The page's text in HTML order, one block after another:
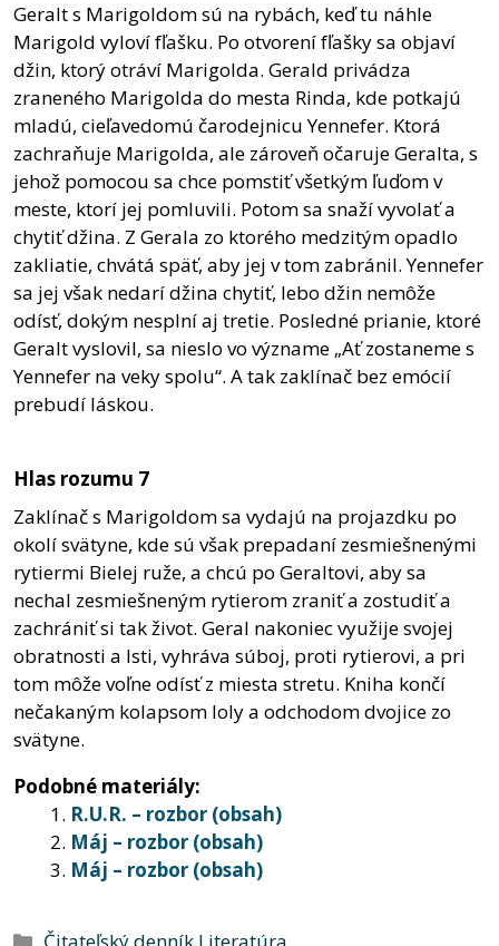
Geralt s Marigoldom sú na rybách, keď tu náhle
Marigold vyloví fľašku. Po otvorení fľašky sa objaví
džin, ktorý otráví Marigolda. Gerald privádza
zraneného Marigolda do mesta Rinda, kde potkajú
mladú, cieľavedomú čarodejnicu Yennefer. Ktorá
zachraňuje Marigolda, ale zároveň očaruje Geralta, s
jehož pomocou sa chce pomstiť všetkým ľuďom v
meste, ktorí jej pomluvili. Potom sa snaží vyvolať a
chytiť džina. Z Gerala zo ktorého medzitým opadlo
zakliatie, chvátá späť, aby jej v tom zabránil. Yennefer
sa jej však nedarí džina chytiť, lebo džin nemôže
odísť, dokým nesplní aj tretie. Posledné prianie, ktoré
Geralt vyslovil, sa nieslo vo význame „Ať zostaneme s
Yennefer na veky spolu“. A tak zaklínač bez emócií
prebudí láskou.
Hlas rozumu 7
Zaklínač s Marigoldom sa vydajú na projazdku po
okolí svätyne, kde sú však prepadaní zesmiešnenými
rytiermi Bielej ruže, a chcú po Geraltovi, aby sa
nechal zesmiešneným rytierom zraniť a zostudiť a
zachrániť si tak život. Geral nakoniec využije svojej
obratnosti a lsti, vyhráva súboj, proti rytierovi, a pri
tom môže voľne odísť z miesta stretu. Kniha končí
nečakaným kolapsom Ioly a odchodom dvojice zo
svätyne.
Podobné materiály:
R.U.R. – rozbor (obsah)
Máj – rozbor (obsah)
Máj – rozbor (obsah)
Kategórie